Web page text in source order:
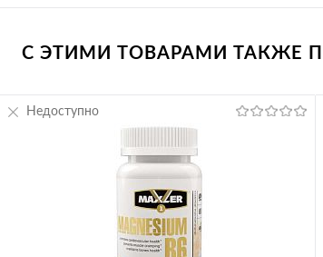
С ЭТИМИ ТОВАРАМИ ТАКЖЕ
Недоступно